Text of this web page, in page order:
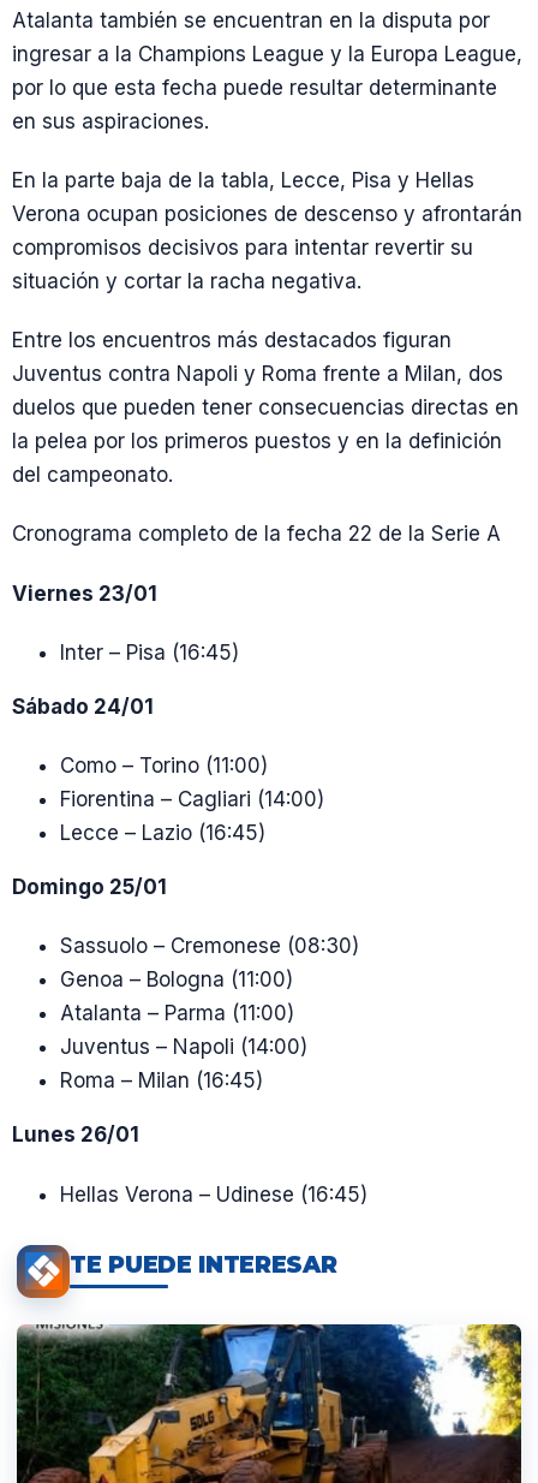
Atalanta también se encuentran en la disputa por
ingresar a la Champions League y la Europa League,
por lo que esta fecha puede resultar determinante
en sus aspiraciones.
En la parte baja de la tabla, Lecce, Pisa y Hellas
Verona ocupan posiciones de descenso y afrontarán
compromisos decisivos para intentar revertir su
situación y cortar la racha negativa.
Entre los encuentros más destacados figuran
Juventus contra Napoli y Roma frente a Milan, dos
duelos que pueden tener consecuencias directas en
la pelea por los primeros puestos y en la definición
del campeonato.
Cronograma completo de la fecha 22 de la Serie A
Viernes 23/01
Inter – Pisa (16:45)
Sábado 24/01
Como – Torino (11:00)
Fiorentina – Cagliari (14:00)
Lecce – Lazio (16:45)
Domingo 25/01
Sassuolo – Cremonese (08:30)
Genoa – Bologna (11:00)
Atalanta – Parma (11:00)
Juventus – Napoli (14:00)
Roma – Milan (16:45)
Lunes 26/01
Hellas Verona – Udinese (16:45)
TE PUEDE INTERESAR